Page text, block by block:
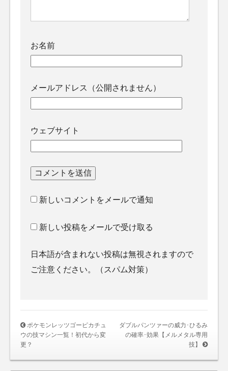
お名前
メールアドレス（公開されません）
ウェブサイト
新しいコメントをメールで通知
新しい投稿をメールで受け取る
日本語が含まれない投稿は無視されますので
ご注意ください。（スパム対策）
ポケモンレッツゴーピカチュ
ウの技マシン一覧！初代から変
更？
ダブルパンツァーの威力･ひるみ
の確率･効果【メルメタル専用
技】